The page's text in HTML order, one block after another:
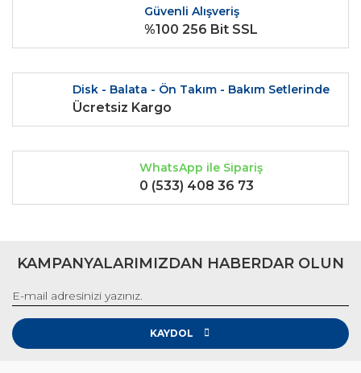
Güvenli Alışveriş
%100 256 Bit SSL
Disk - Balata - Ön Takım - Bakım Setlerinde
Ücretsiz Kargo
WhatsApp ile Sipariş
0 (533) 408 36 73
KAMPANYALARIMIZDAN HABERDAR OLUN
KAYDOL